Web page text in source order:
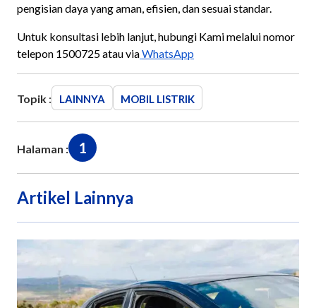
pengisian daya yang aman, efisien, dan sesuai standar.
Untuk konsultasi lebih lanjut, hubungi Kami melalui nomor
telepon 1500725 atau viaWhatsApp
Topik : LAINNYA MOBIL LISTRIK
Halaman : 1
Artikel Lainnya